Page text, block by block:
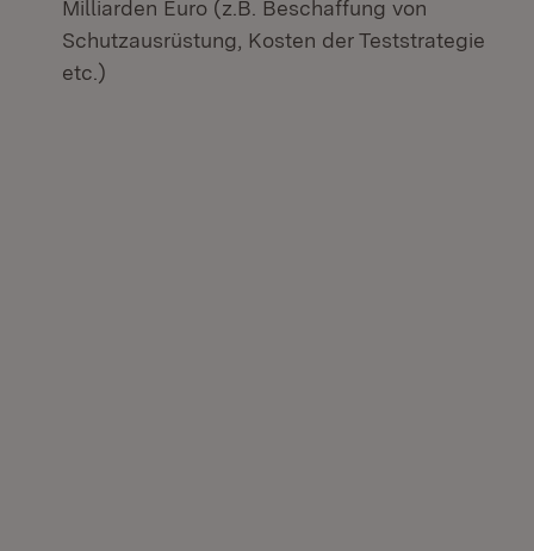
Milliarden Euro (z.B. Beschaffung von
Schutzausrüstung, Kosten der Teststrategie
etc.)